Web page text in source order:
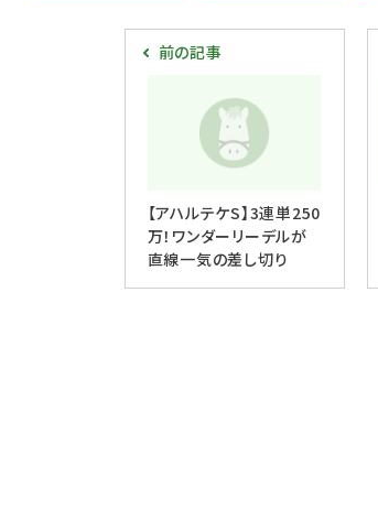
前の記事
【アハルテケS】3連単250
万！ワンダーリーデルが
直線一気の差し切り